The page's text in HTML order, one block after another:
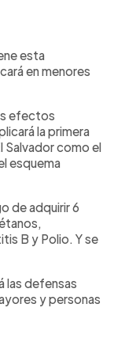
esta
en menores
efectos
la primera
Salvador como el
esquema
de adquirir 6
B y Polio. Y se
las defensas
y personas